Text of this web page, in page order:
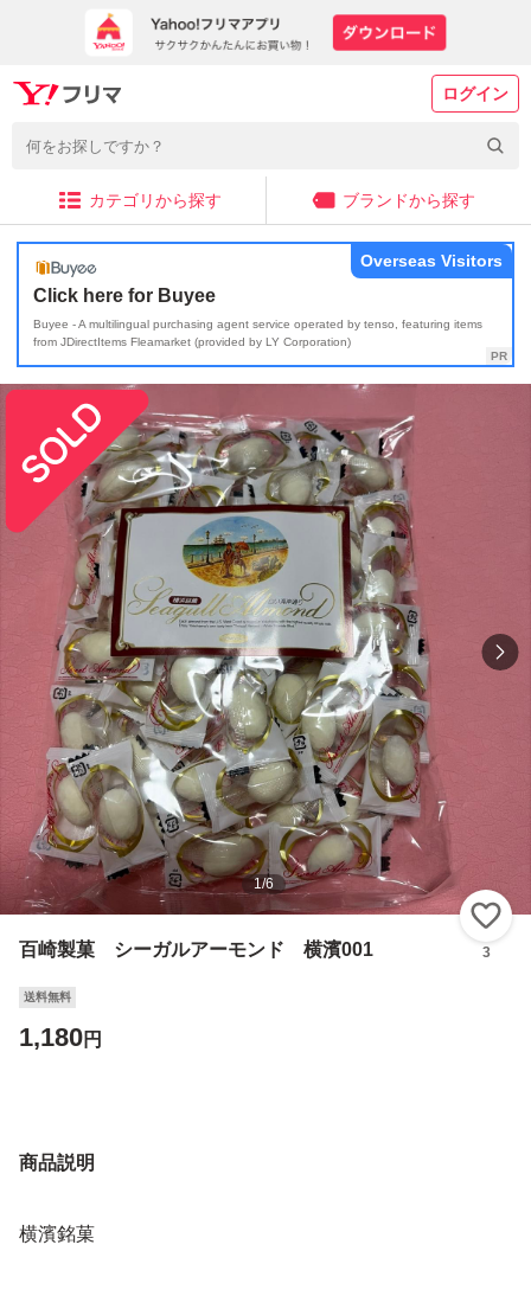
ログイン
カテゴリから探す ブランドから探す
Click here for Buyee
Buyee - A multilingual purchasing agent service operated by tenso, featuring items
from JDirectItems Fleamarket (provided by LY Corporation)
Overseas Visitors
1/6
百崎製菓 シーガルアーモンド 横濱001 3
送料無料
1,180円
商品説明
横濱銘菓